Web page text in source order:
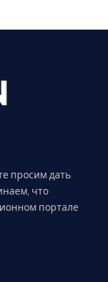
просим дать
что
портале